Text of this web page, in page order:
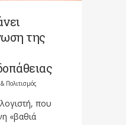
της
Πολιτισμός
που
«βαθιά